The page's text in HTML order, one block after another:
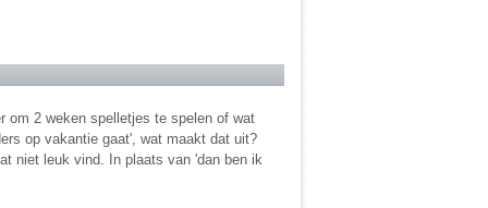
om 2 weken spelletjes te spelen of wat
op vakantie gaat', wat maakt dat uit?
niet leuk vind. In plaats van 'dan ben ik